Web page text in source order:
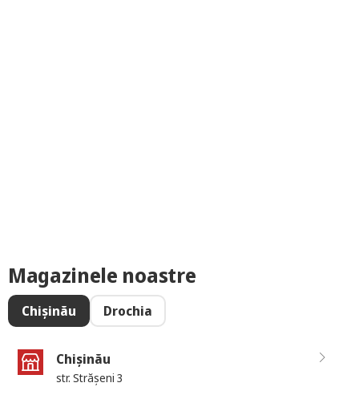
Magazinele noastre
Chișinău Drochia
Chișinău
str. Strășeni 3